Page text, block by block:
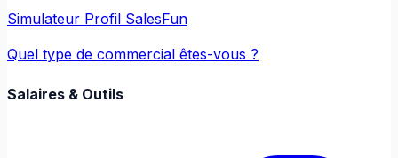
Simulateur Profil SalesFun
Quel type de commercial êtes-vous ?
Salaires & Outils